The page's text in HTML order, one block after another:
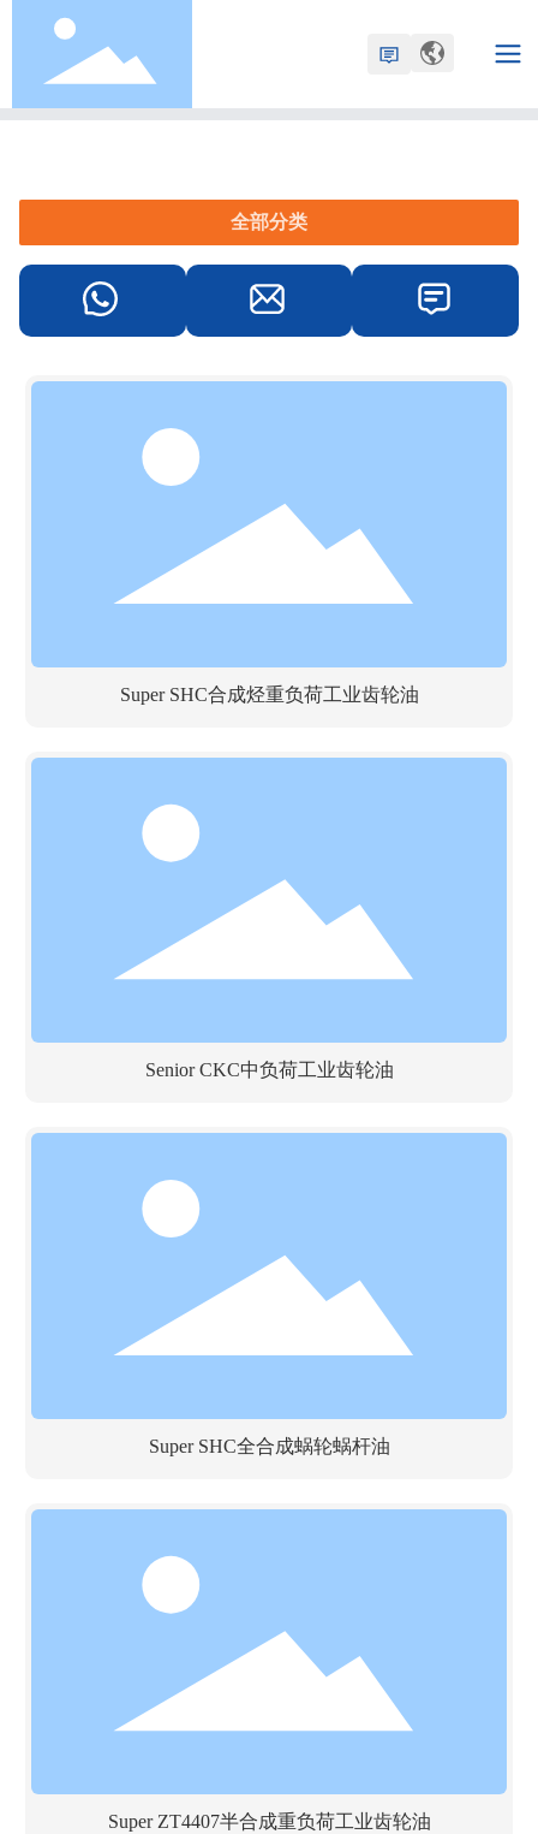
首页 产品中心
全部分类
Super SHC合成烃重负荷工业齿轮油
Senior CKC中负荷工业齿轮油
Super SHC全合成蜗轮蜗杆油
Super ZT4407半合成重负荷工业齿轮油